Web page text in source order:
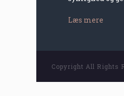
Læs mere
Copyright All Rights